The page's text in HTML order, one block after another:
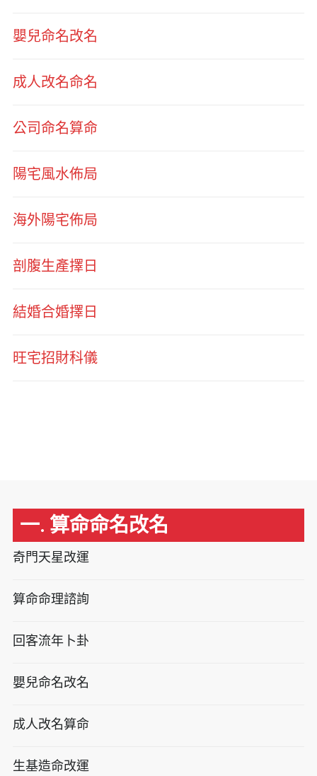
嬰兒命名改名
成人改名命名
公司命名算命
陽宅風水佈局
海外陽宅佈局
剖腹生產擇日
結婚合婚擇日
旺宅招財科儀
一. 算命命名改名
奇門天星改運
算命命理諮詢
回客流年卜卦
嬰兒命名改名
成人改名算命
生基造命改運